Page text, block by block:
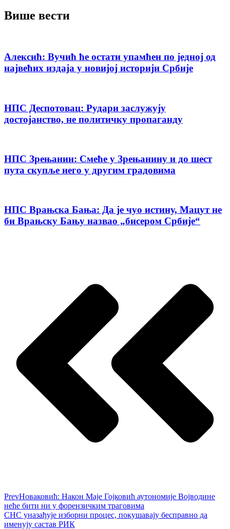
Више вести
Алексић: Вучић ће остати упамћен по једној од
највећих издаја у новијој историји Србије
НПС Деспотовац: Рудари заслужују
достојанство, не политичку пропаганду
НПС Зрењанин: Смеће у Зрењанину и до шест
пута скупље него у другим градовима
НПС Врањска Бања: Да је чуо истину, Мацут не
би Врањску Бању назвао „бисером Србије“
PrevНоваковић: Након Маје Гојковић аутономије Војводине
неће бити ни у форензичким траговима
СНС уназађује изборни процес, покушавају бесправно да
именују састав РИК